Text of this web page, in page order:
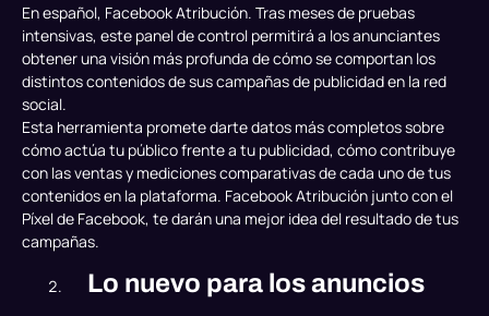
En español, Facebook Atribución. Tras meses de pruebas
intensivas, este panel de control permitirá a los anunciantes
obtener una visión más profunda de cómo se comportan los
distintos contenidos de sus campañas de publicidad en la red
social.
Esta herramienta promete darte datos más completos sobre
cómo actúa tu público frente a tu publicidad, cómo contribuye
con las ventas y mediciones comparativas de cada uno de tus
contenidos en la plataforma. Facebook Atribución junto con el
Píxel de Facebook, te darán una mejor idea del resultado de tus
campañas.
Lo nuevo para los anuncios